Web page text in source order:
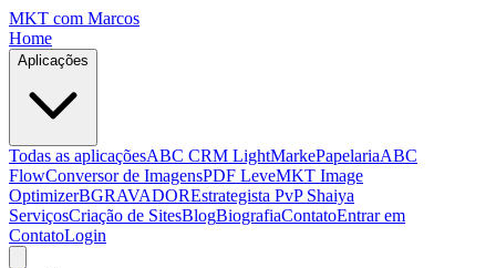
MKT com Marcos
Home
Aplicações
Todas as aplicaçõesABC CRM LightMarkePapelariaABC
FlowConversor de ImagensPDF LeveMKT Image
OptimizerBGRAVADOREstrategista PvP Shaiya
ServiçosCriação de SitesBlogBiografiaContatoEntrar em
ContatoLogin